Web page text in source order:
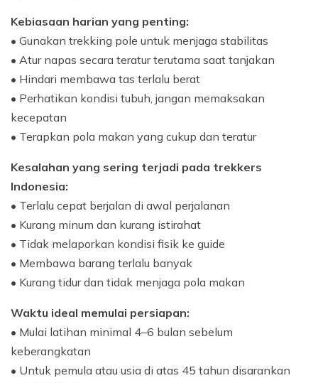
Kebiasaan harian yang penting:
• Gunakan trekking pole untuk menjaga stabilitas
• Atur napas secara teratur terutama saat tanjakan
• Hindari membawa tas terlalu berat
• Perhatikan kondisi tubuh, jangan memaksakan
kecepatan
• Terapkan pola makan yang cukup dan teratur
Kesalahan yang sering terjadi pada trekkers
Indonesia:
• Terlalu cepat berjalan di awal perjalanan
• Kurang minum dan kurang istirahat
• Tidak melaporkan kondisi fisik ke guide
• Membawa barang terlalu banyak
• Kurang tidur dan tidak menjaga pola makan
Waktu ideal memulai persiapan:
• Mulai latihan minimal 4–6 bulan sebelum
keberangkatan
• Untuk pemula atau usia di atas 45 tahun disarankan